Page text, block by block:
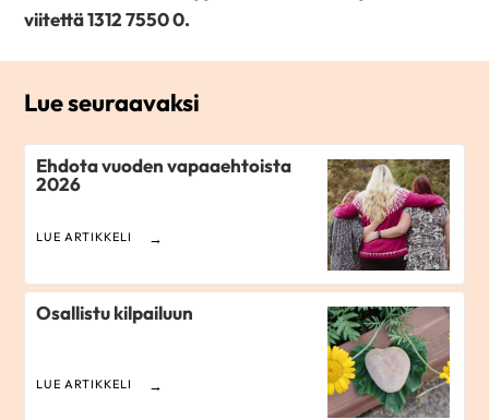
viitettä 1312 7550 0.
Lue seuraavaksi
Ehdota vuoden vapaaehtoista
2026
LUE ARTIKKELI
Osallistu kilpailuun
LUE ARTIKKELI